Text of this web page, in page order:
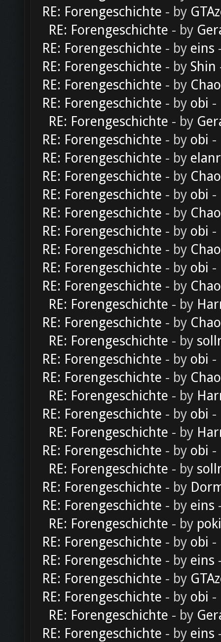
RE: Forengeschichte - by
RE: Forengeschichte - by
RE: Forengeschichte - by eins
RE: Forengeschichte - by Shin
RE: Forengeschichte - by
RE: Forengeschichte - by obi -
RE: Forengeschichte - by
RE: Forengeschichte - by obi -
RE: Forengeschichte - by
RE: Forengeschichte - by
RE: Forengeschichte - by obi -
RE: Forengeschichte - by
RE: Forengeschichte - by obi -
RE: Forengeschichte - by
RE: Forengeschichte - by obi -
RE: Forengeschichte - by
RE: Forengeschichte - by
RE: Forengeschichte - by
RE: Forengeschichte - by
RE: Forengeschichte - by obi -
RE: Forengeschichte - by
RE: Forengeschichte - by
RE: Forengeschichte - by obi -
RE: Forengeschichte - by
RE: Forengeschichte - by obi -
RE: Forengeschichte - by
RE: Forengeschichte - by
RE: Forengeschichte - by eins
RE: Forengeschichte - by
RE: Forengeschichte - by obi -
RE: Forengeschichte - by eins
RE: Forengeschichte - by
RE: Forengeschichte - by obi -
RE: Forengeschichte - by
RE: Forengeschichte - by eins